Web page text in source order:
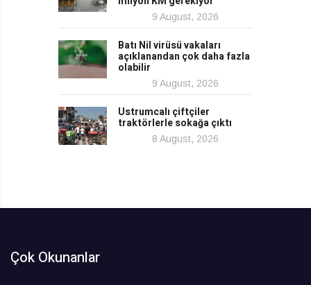
9 August, 2026
Batı Nil virüsü vakaları
açıklanandan çok daha fazla
olabilir
9 August, 2026
Ustrumcalı çiftçiler
traktörlerle sokağa çıktı
8 August, 2026
Çok Okunanlar